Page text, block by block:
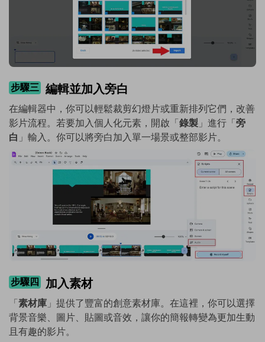
步驟三 編輯並加入旁白
在編輯器中，你可以輕鬆裁剪幻燈片或重新排列它們，改善
影片流程。若要加入個人化元素，開啟「 錄製 」進行「 旁
白 」輸入。你可以將旁白加入單一場景或整部影片。
步驟四 加入素材
「素材庫 」提供了豐富的創意素材庫。在這裡，你可以選擇
背景音樂、圖片、貼圖或音效，讓你的簡報轉變為更加生動
且有趣的影片。